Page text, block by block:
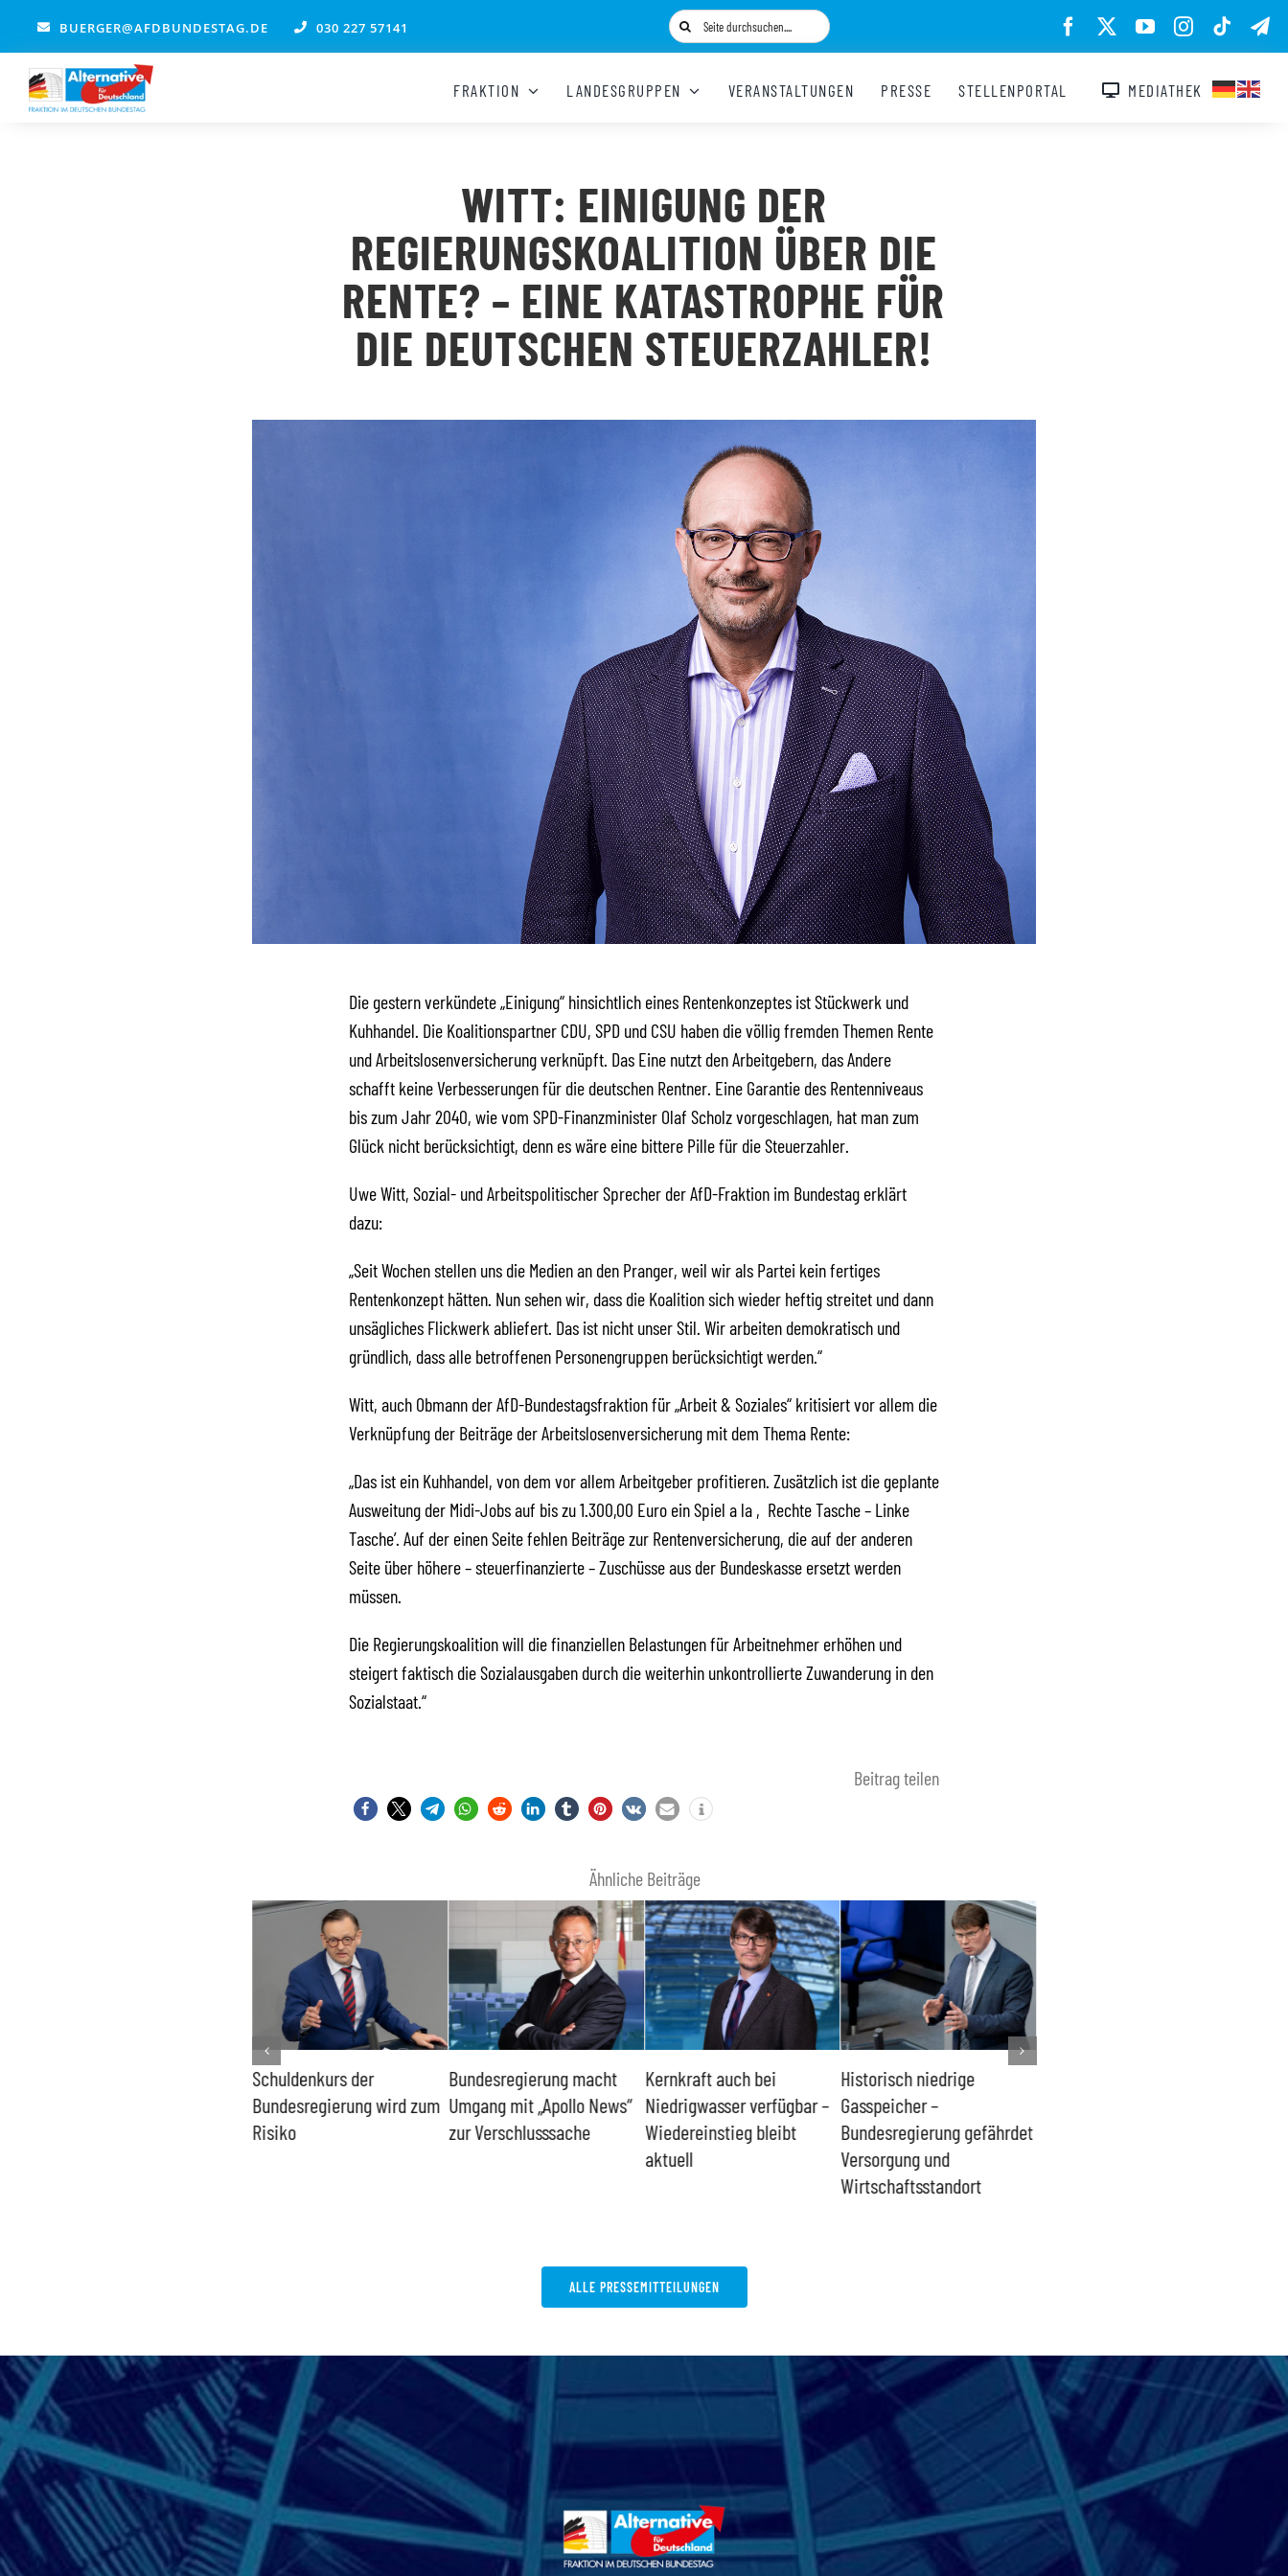
springen
BUERGER@AFDBUNDESTAG.DE 030 227 57141
Suche
nach:
FRAKTION LANDESGRUPPEN VERANSTALTUNGEN PRESSE STELLENPORTAL MEDIATHEK
WITT: EINIGUNG DER
REGIERUNGSKOALITION ÜBER DIE
RENTE? – EINE KATASTROPHE FÜR
DIE DEUTSCHEN STEUERZAHLER!
Die gestern verkündete „Einigung“ hinsichtlich eines Rentenkonzeptes ist Stückwerk und
Kuhhandel. Die Koalitionspartner CDU, SPD und CSU haben die völlig fremden Themen Rente
und Arbeitslosenversicherung verknüpft. Das Eine nutzt den Arbeitgebern, das Andere
schafft keine Verbesserungen für die deutschen Rentner. Eine Garantie des Rentenniveaus
bis zum Jahr 2040, wie vom SPD-Finanzminister Olaf Scholz vorgeschlagen, hat man zum
Glück nicht berücksichtigt, denn es wäre eine bittere Pille für die Steuerzahler.
Uwe Witt, Sozial- und Arbeitspolitischer Sprecher der AfD-Fraktion im Bundestag erklärt
dazu:
„Seit Wochen stellen uns die Medien an den Pranger, weil wir als Partei kein fertiges
Rentenkonzept hätten. Nun sehen wir, dass die Koalition sich wieder heftig streitet und dann
unsägliches Flickwerk abliefert. Das ist nicht unser Stil. Wir arbeiten demokratisch und
gründlich, dass alle betroffenen Personengruppen berücksichtigt werden.“
Witt, auch Obmann der AfD-Bundestagsfraktion für „Arbeit & Soziales“ kritisiert vor allem die
Verknüpfung der Beiträge der Arbeitslosenversicherung mit dem Thema Rente:
„Das ist ein Kuhhandel, von dem vor allem Arbeitgeber profitieren. Zusätzlich ist die geplante
Ausweitung der Midi-Jobs auf bis zu 1.300,00 Euro ein Spiel a la ‚Rechte Tasche – Linke
Tasche’. Auf der einen Seite fehlen Beiträge zur Rentenversicherung, die auf der anderen
Seite über höhere – steuerfinanzierte – Zuschüsse aus der Bundeskasse ersetzt werden
müssen.
Die Regierungskoalition will die finanziellen Belastungen für Arbeitnehmer erhöhen und
steigert faktisch die Sozialausgaben durch die weiterhin unkontrollierte Zuwanderung in den
Sozialstaat.“
Beitrag teilen
Ähnliche Beiträge
Schuldenkurs der
Bundesregierung wird zum
Risiko
Bundesregierung macht
Umgang mit „Apollo News“
zur Verschlusssache
Kernkraft auch bei
Niedrigwasser verfügbar –
Wiedereinstieg bleibt
aktuell
Historisch niedrige
Gasspeicher –
Bundesregierung gefährdet
Versorgung und
Wirtschaftsstandort
ALLE PRESSEMITTEILUNGEN